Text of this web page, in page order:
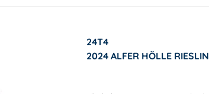
24T4
2024 ALFER HÖLLE